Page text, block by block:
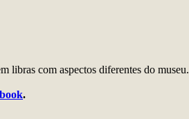
libras com aspectos diferentes do museu.
.